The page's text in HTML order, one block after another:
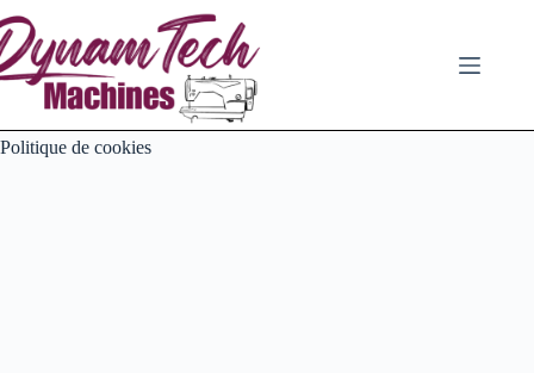
au
contenu
Politique de cookies